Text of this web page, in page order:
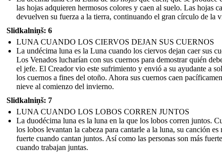
las hojas adquieren hermosos colores y caen al suelo. Las hojas
devuelven su fuerza a la tierra, continuando el gran círculo de la
Slidkalniņš: 6
LUNA CUANDO LOS CIERVOS DEJAN SUS CUERNOS
La undécima luna es la Luna cuando los ciervos dejan caer sus
Los Venados lucharían con sus cuernos para demostrar quién
el jefe. El Creador vio este sufrimiento y envió a su ayudante a
los cuernos a fines del otoño. Ahora sus cuernos caen
nieve al comienzo del invierno.
Slidkalniņš: 7
LUNA CUANDO LOS LOBOS CORREN JUNTOS
La duodécima luna es la luna en la que los lobos corren juntos.
los lobos levantan la cabeza para cantarle a la luna, su canción es
fuerte cuando cantan juntos. Así como las personas son más
cuando trabajan juntas.